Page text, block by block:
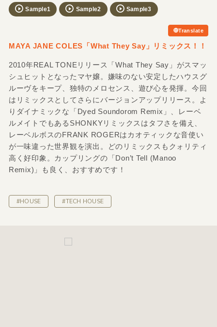
Sample1 Sample2 Sample3
Translate
MAYA JANE COLES「What They Say」リミックス！！
2010年REAL TONEリリース「What They Say」がスマッ
シュヒットとなったマヤ嬢。嫌味のない安定したハウスグ
ルーヴをキープ、独特のメロセンス、遊び心を発揮。今回
はリミックスとしてさらにバージョンアップリリース。よ
りダイナミックな「Dyed Soundorom Remix」、レーベ
ルメイトでもあるSHONKYリミックスはタフさを備え、
レーベルボスのFRANK ROGERはカオティックな音使い
が一味違った世界観を演出。どのリミックスもクォリティ
高く好印象。カップリングの「Don’t Tell (Manoo
Remix)」も良く、おすすめです！
#HOUSE #TECH HOUSE